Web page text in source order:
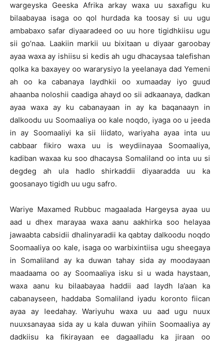
wargeyska Geeska Afrika arkay waxa uu saxafigu ku
bilaabayaa isaga oo qol hurdada ka toosay si uu ugu
ambabaxo safar diyaaradeed oo uu hore tigidhkiisu ugu
sii go’naa. Laakiin markii uu bixitaan u diyaar garoobay
ayaa waxa ay ishiisu si kedis ah ugu dhacaysaa talefishan
qolka ka baxayey oo wararysiyo la yeelanaya dad Yemeni
ah oo ka cabanaya laydhkii oo xumaaday iyo guud
ahaanba noloshii caadiga ahayd oo sii adkaanaya, dadkan
ayaa waxa ay ku cabanayaan in ay ka baqanaayn in
dalkoodu uu Soomaaliya oo kale noqdo, iyaga oo u jeeda
in ay Soomaaliyi ka sii liidato, wariyaha ayaa inta uu
cabbaar fikiro waxa uu is weydiinayaa Soomaaliya,
kadiban waxaa ku soo dhacaysa Somaliland oo inta uu si
degdeg ah ula hadlo shirkaddii diyaaradda uu ka
goosanayo tigidh uu ugu safro.
Wariye Maxamed Rubbuc magaalada Hargeysa ayaa uu
aad u dhex marayaa waxa aanu aakhirka soo helayaa
jawaabta cabsidii dhalinyaradii ka qabtay dalkoodu noqdo
Soomaaliya oo kale, isaga oo warbixintiisa ugu sheegaya
in Somaliland ay ka duwan tahay sida ay moodayaan
maadaama oo ay Soomaaliya isku si u wada haystaan,
waxa aanu ku bilaabayaa haddii aad laydh la’aan ka
cabanayseen, haddaba Somaliland iyadu koronto fiican
ayaa ay leedahay. Wariyuhu waxa uu aad ugu nuux
nuuxsanayaa sida ay u kala duwan yihiin Soomaaliya ay
dadkiisu ka fikirayaan ee dagaalladu ka jiraan oo